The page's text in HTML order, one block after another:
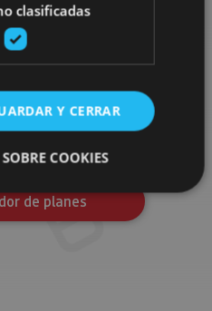
planes
para completar tu viaje en
visitas y los eventos más
de planes
clasificadas
Y CERRAR
COOKIES